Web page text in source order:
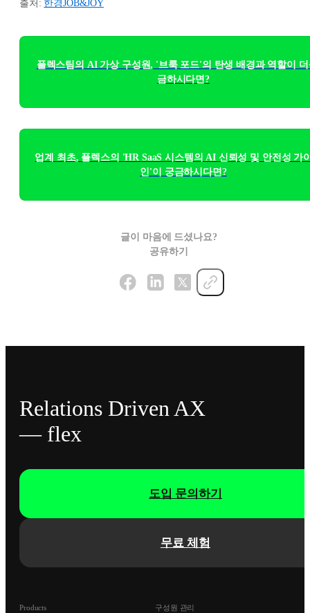
출처: 한경JOB&JOY
플렉스팀의 AI 가상 구성원, '브룩 포드'의 탄생 배경과 역할이
금하시다면?
업계 최초, 플렉스의 'HR SaaS 시스템의 AI 신뢰성 및 안전성 가
인'이 궁금하시다면?
글이 마음에 드셨나요?
공유하기
Relations Driven AX
— flex
무료 체험
도입 문의하기
Products 구성원 관리